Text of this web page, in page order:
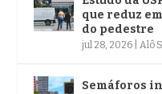
que reduz
do pedestre
jul 28, 2026 |Alô
Semáforos